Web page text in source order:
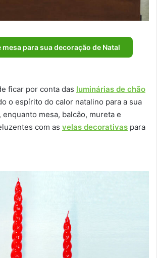
mesa para sua decoração de Natal
ficar por conta das luminárias de chão
o espírito do calor natalino para a sua
mesa, balcão, mureta e
com as velas decorativas para